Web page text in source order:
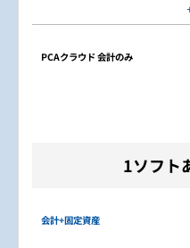
PCAクラウド 会計
1ソフト